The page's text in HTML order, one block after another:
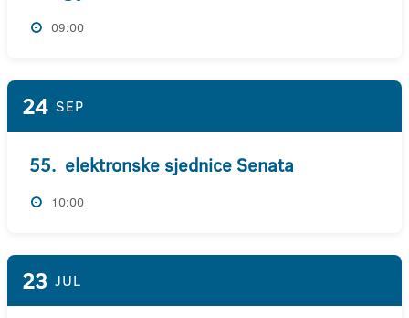
09:00
24 SEP
55. elektronske sjednice Senata
10:00
23 JUL